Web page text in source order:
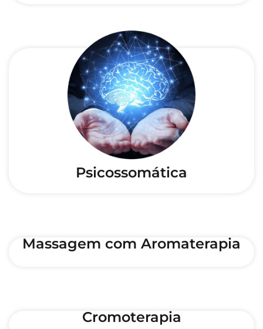
Psicossomática
Massagem com Aromaterapia
Cromoterapia